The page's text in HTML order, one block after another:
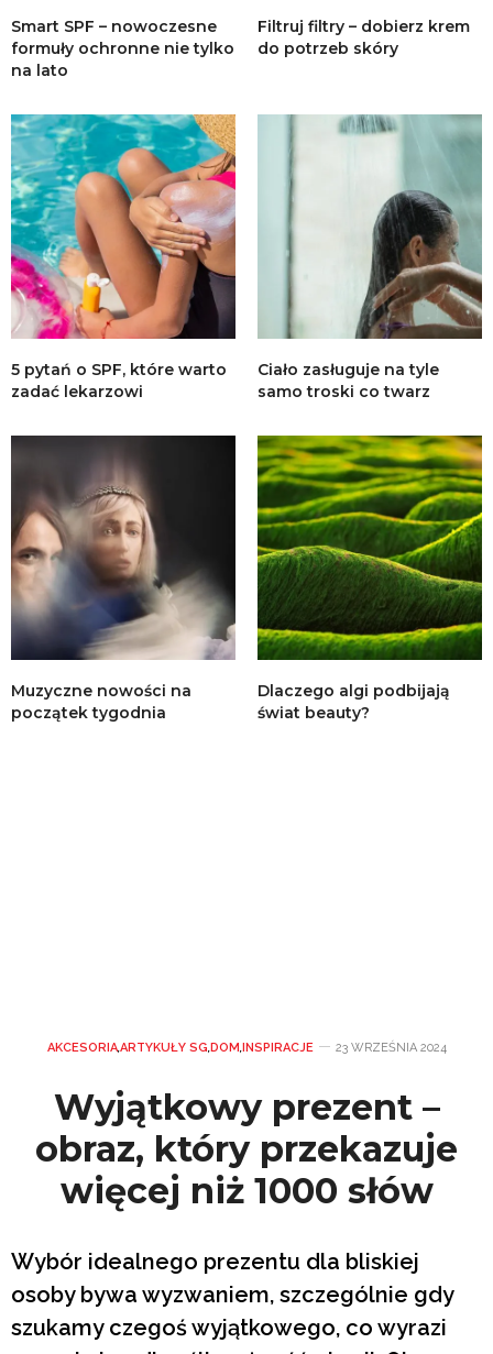
Smart SPF – nowoczesne
formuły ochronne nie tylko
na lato
Filtruj filtry – dobierz krem
do potrzeb skóry
5 pytań o SPF, które warto
zadać lekarzowi
Ciało zasługuje na tyle
samo troski co twarz
Muzyczne nowości na
początek tygodnia
Dlaczego algi podbijają
świat beauty?
AKCESORIA,ARTYKUŁY SG,DOM,INSPIRACJE 23 WRZEŚNIA 2024
Wyjątkowy prezent –
obraz, który przekazuje
więcej niż 1000 słów
Wybór idealnego prezentu dla bliskiej
osoby bywa wyzwaniem, szczególnie gdy
szukamy czegoś wyjątkowego, co wyrazi